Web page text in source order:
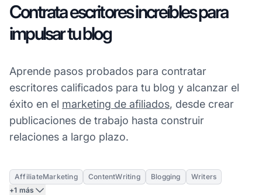
Contrata escritores increíbles para
impulsar tu blog
Aprende pasos probados para contratar
escritores calificados para tu blog y alcanzar el
éxito en el marketing de afiliados, desde crear
publicaciones de trabajo hasta construir
relaciones a largo plazo.
AffiliateMarketing ContentWriting Blogging
Writers
+1 más